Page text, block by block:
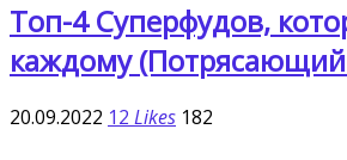
Топ-4 Cуперфудов,
каждому (Потрясающий
20.09.2022 12 Likes 182